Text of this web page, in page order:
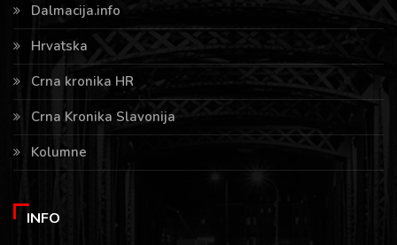
Dalmacija.info
Hrvatska
Crna kronika HR
Crna Kronika Slavonija
Kolumne
INFO